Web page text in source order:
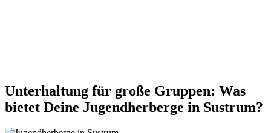
Unterhaltung für große Gruppen: Was
bietet Deine Jugendherberge in Sustrum?